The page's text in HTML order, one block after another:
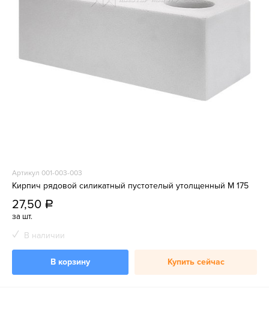
Артикул 001-003-003
Кирпич рядовой силикатный пустотелый утолщенный М 175
27,50 a
за шт.
В наличии
В корзину Купить сейчас